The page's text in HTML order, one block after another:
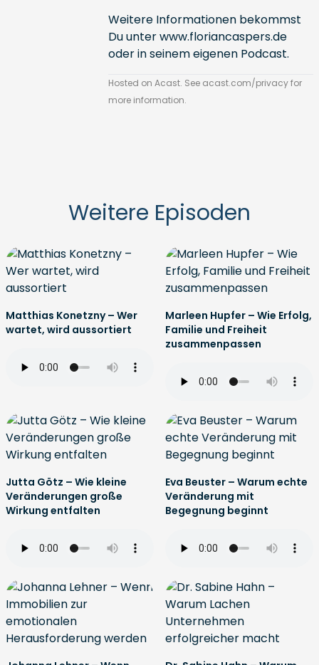
Weitere Informationen bekommst
Du unterwww.floriancaspers.de
oder inseinem eigenen Podcast.
Hosted on Acast. See acast.com/privacyfor
more information.
Weitere Episoden
Matthias Konetzny – Wer
wartet, wird aussortiert
Marleen Hupfer – Wie Erfolg,
Familie und Freiheit
zusammenpassen
Jutta Götz – Wie kleine
Veränderungen große
Wirkung entfalten
Eva Beuster – Warum echte
Veränderung mit
Begegnung beginnt